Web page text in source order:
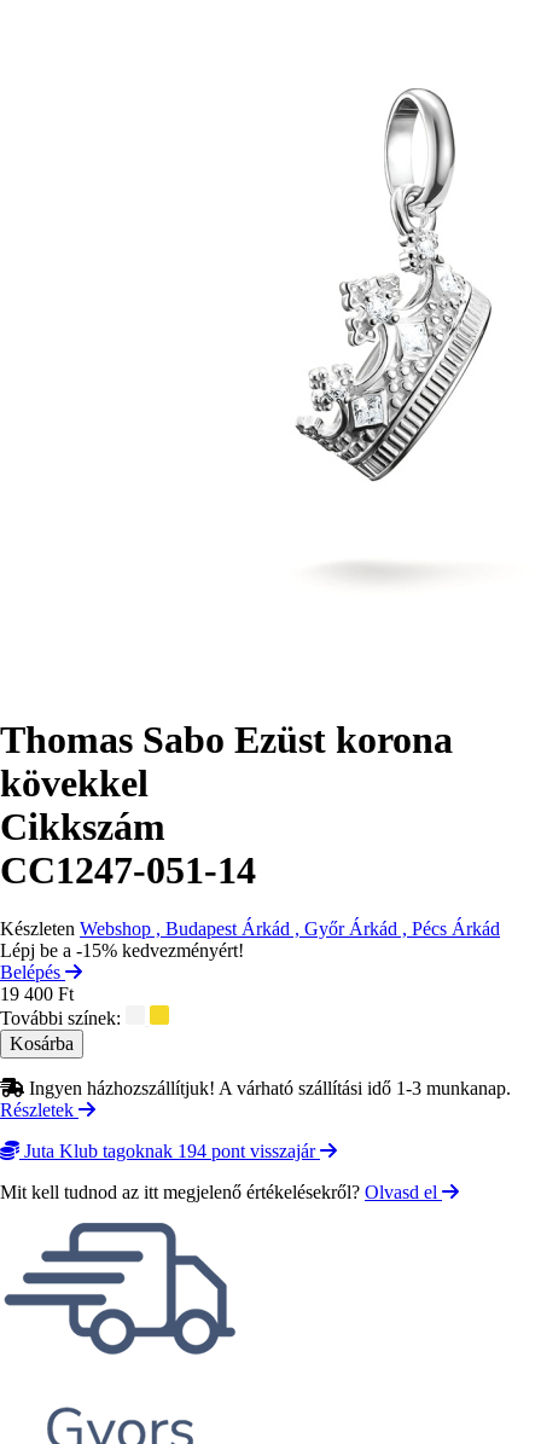
Thomas Sabo Ezüst korona
kövekkel
Cikkszám
CC1247-051-14
Készleten Webshop , Budapest Árkád , Győr Árkád , Pécs Árkád
Lépj be a -15% kedvezményért!
Belépés
19 400 Ft
További színek:
Ingyen házhozszállítjuk! A várható szállítási idő 1-3 munkanap.
Részletek
Juta Klub tagoknak 194 pont visszajár
Mit kell tudnod az itt megjelenő értékelésekről? Olvasd el